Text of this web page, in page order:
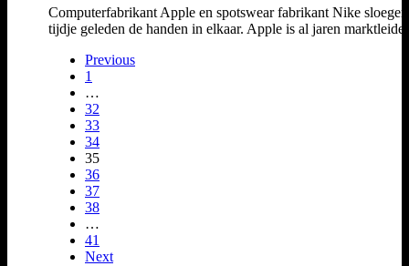
Computerfabrikant Apple en spotswear fabrikant Nike
tijdje geleden de handen in elkaar. Apple is al jaren
Previous
1
…
32
33
34
35
36
37
38
…
41
Next